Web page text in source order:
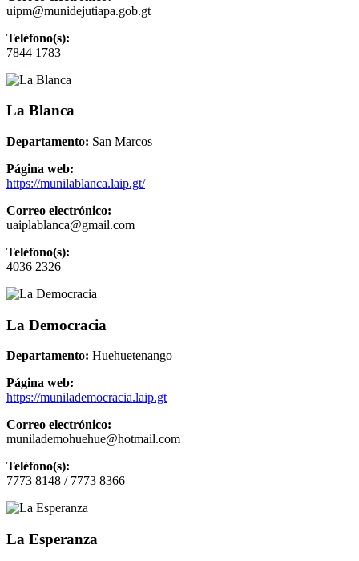
uipm@munidejutiapa.gob.gt
Teléfono(s):
7844 1783
La Blanca
Departamento: San Marcos
Página web:
https://munilablanca.laip.gt/
Correo electrónico:
uaiplablanca@gmail.com
Teléfono(s):
4036 2326
La Democracia
Departamento: Huehuetenango
Página web:
https://munilademocracia.laip.gt
Correo electrónico:
munilademohuehue@hotmail.com
Teléfono(s):
7773 8148 / 7773 8366
La Esperanza